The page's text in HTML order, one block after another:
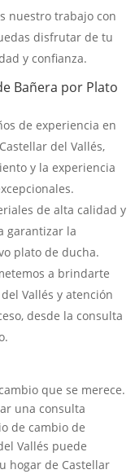
nuestro trabajo con
disfrutar de tu
y confianza.
Bañera por Plato
de experiencia en
del Vallés,
y la experiencia
de alta calidad y
garantizar la
plato de ducha.
a brindarte
Vallés y atención
desde la consulta
que se merece.
una consulta
de cambio de
Vallés puede
hogar de Castellar